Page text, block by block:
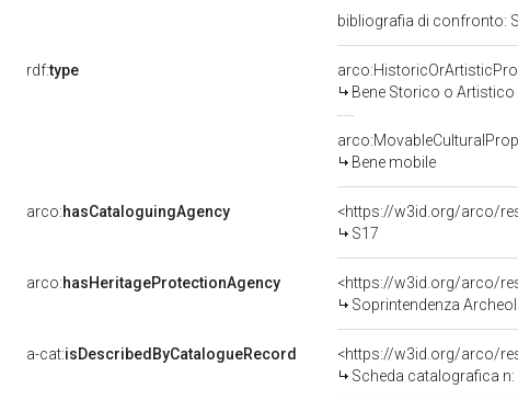
bibliografia di confronto:
rdf:type
Bene Storico o Artistico
Bene mobile
arco:hasCataloguingAgency
<https://w3id.org/arco/
S17
arco:hasHeritageProtectionAgency
<https://w3id.org/arco/
Soprintendenza
a-cat:isDescribedByCatalogueRecord
<https://w3id.org/arco/
Scheda catalografica